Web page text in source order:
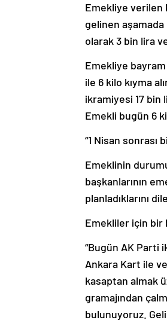
Emekliye verilen
gelinen
olarak 3 bin lira
Emekliye
ile 6 kilo kıyma
ikramiyesi 17 bin
Emekli bugün 6
“1 Nisan sonrası
Emeklinin
başkanlarının
planladıklarını
Emekliler için bir
“Bugün AK Parti
Ankara Kart ile
kasaptan almak
gramajından
bulunuyoruz.